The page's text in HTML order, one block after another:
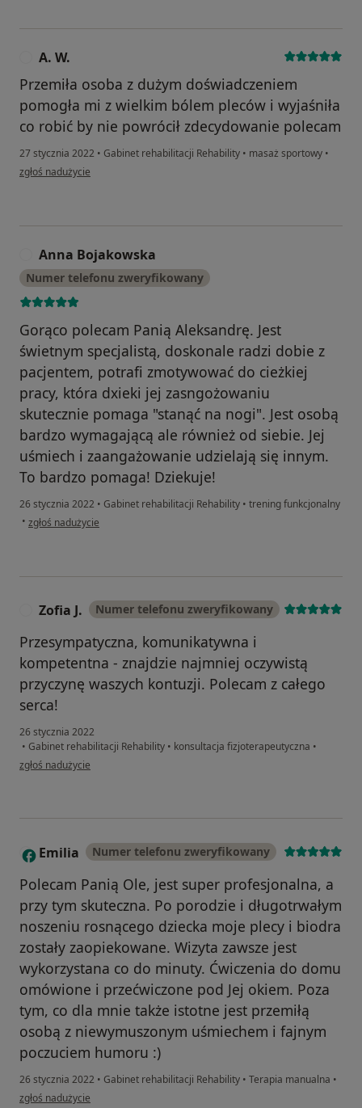
A. W.
Przemiła osoba z dużym doświadczeniem
pomogła mi z wielkim bólem pleców i wyjaśniła
co robić by nie powrócił zdecydowanie polecam
27 stycznia 2022 • Gabinet rehabilitacji Rehability • masaż sportowy •
w opinii użytkownika A. W.
zgłoś nadużycie
Anna Bojakowska
Numer telefonu zweryfikowany
Gorąco polecam Panią Aleksandrę. Jest
świetnym specjalistą, doskonale radzi dobie z
pacjentem, potrafi zmotywować do cieżkiej
pracy, która dxieki jej zasngożowaniu
skutecznie pomaga "stanąć na nogi". Jest osobą
bardzo wymagającą ale również od siebie. Jej
uśmiech i zaangażowanie udzielają się innym.
To bardzo pomaga! Dziekuje!
26 stycznia 2022 • Gabinet rehabilitacji Rehability • trening funkcjonalny
• w opinii użytkownika Anna Bojakowska
zgłoś nadużycie
Zofia J. Numer telefonu zweryfikowany
Przesympatyczna, komunikatywna i
kompetentna - znajdzie najmniej oczywistą
przyczynę waszych kontuzji. Polecam z całego
serca!
26 stycznia 2022
• Gabinet rehabilitacji Rehability • konsultacja fizjoterapeutyczna •
w opinii użytkownika Zofia J.
zgłoś nadużycie
E Emilia Numer telefonu zweryfikowany
Polecam Panią Ole, jest super profesjonalna, a
przy tym skuteczna. Po porodzie i długotrwałym
noszeniu rosnącego dziecka moje plecy i biodra
zostały zaopiekowane. Wizyta zawsze jest
wykorzystana co do minuty. Ćwiczenia do domu
omówione i przećwiczone pod Jej okiem. Poza
tym, co dla mnie także istotne jest przemiłą
osobą z niewymuszonym uśmiechem i fajnym
poczuciem humoru :)
26 stycznia 2022 • Gabinet rehabilitacji Rehability • Terapia manualna •
w opinii użytkownika Emilia
zgłoś nadużycie